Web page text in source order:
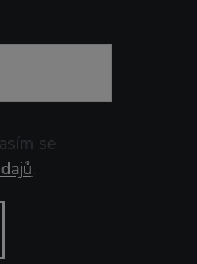
se
.